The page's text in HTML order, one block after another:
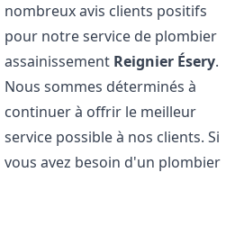
nombreux avis clients positifs
pour notre service de plombier
assainissement Reignier Ésery.
Nous sommes déterminés à
continuer à offrir le meilleur
service possible à nos clients. Si
vous avez besoin d'un plombier